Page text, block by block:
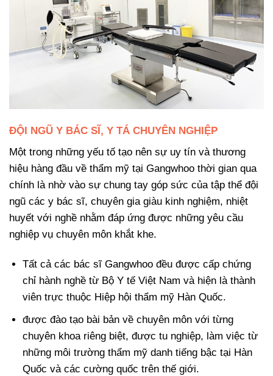
ĐỘI NGŨ Y BÁC SĨ, Y TÁ CHUYÊN NGHIỆP
Một trong những yếu tố tạo nên sự uy tín và thương
hiệu hàng đầu về thẩm mỹ tại Gangwhoo thời gian qua
chính là nhờ vào sự chung tay góp sức của tập thể đội
ngũ các y bác sĩ, chuyên gia giàu kinh nghiệm, nhiệt
huyết với nghề nhằm đáp ứng được những yêu cầu
nghiệp vụ chuyên môn khắt khe.
Tất cả các bác sĩ Gangwhoo đều được cấp chứng
chỉ hành nghề từ Bộ Y tế Việt Nam và hiện là thành
viên trực thuộc Hiệp hội thẩm mỹ Hàn Quốc.
được đào tạo bài bản về chuyên môn với từng
chuyên khoa riêng biệt, được tu nghiệp, làm việc từ
những môi trường thẩm mỹ danh tiếng bậc tại Hàn
Quốc và các cường quốc trên thế giới.